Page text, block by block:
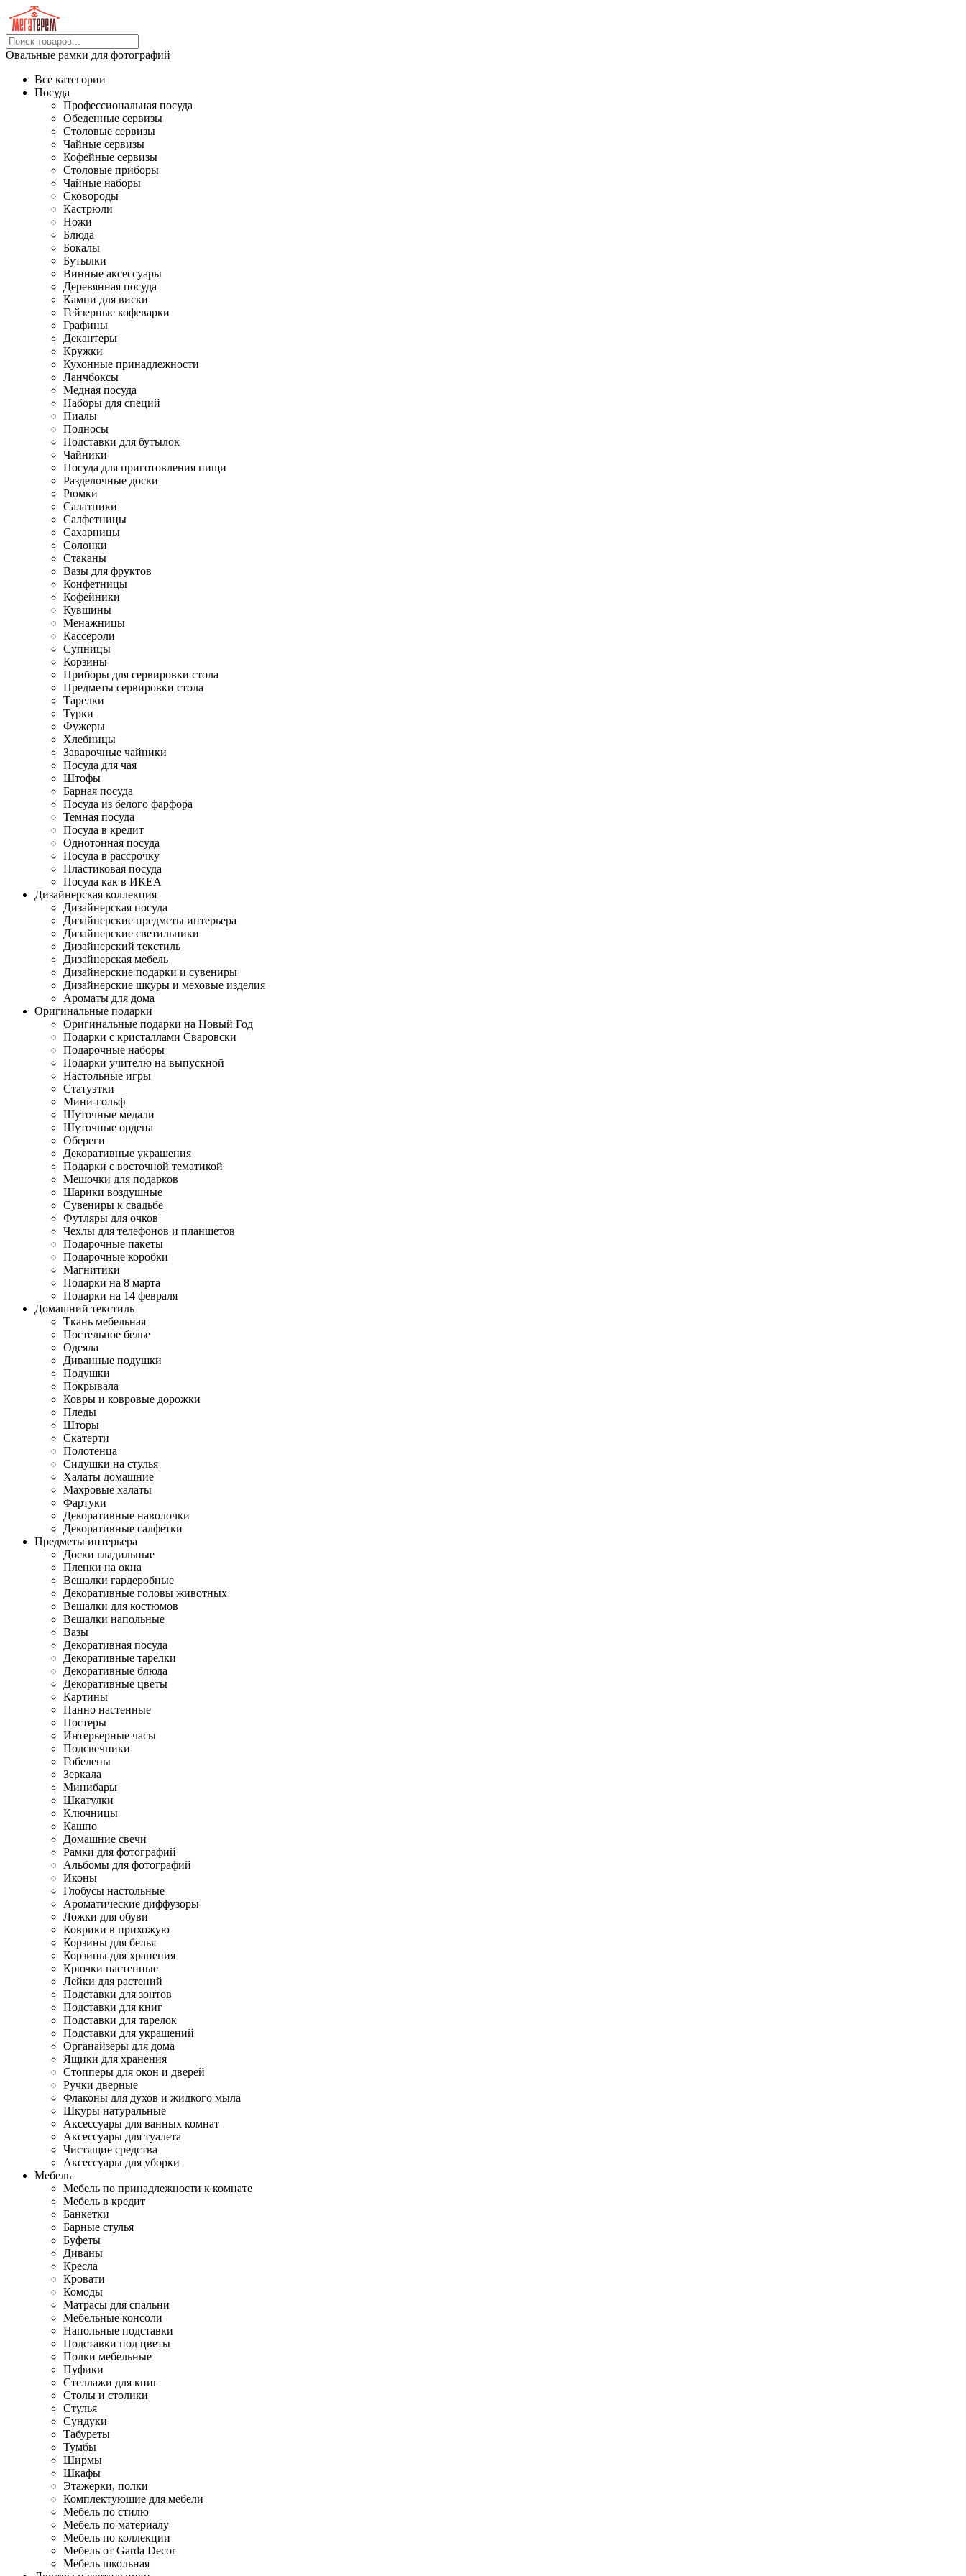
Овальные рамки для фотографий
Все категории
Посуда
Профессиональная посуда
Обеденные сервизы
Столовые сервизы
Чайные сервизы
Кофейные сервизы
Столовые приборы
Чайные наборы
Сковороды
Кастрюли
Ножи
Блюда
Бокалы
Бутылки
Винные аксессуары
Деревянная посуда
Камни для виски
Гейзерные кофеварки
Графины
Декантеры
Кружки
Кухонные принадлежности
Ланчбоксы
Медная посуда
Наборы для специй
Пиалы
Подносы
Подставки для бутылок
Чайники
Посуда для приготовления пищи
Разделочные доски
Рюмки
Салатники
Салфетницы
Сахарницы
Солонки
Стаканы
Вазы для фруктов
Конфетницы
Кофейники
Кувшины
Менажницы
Кассероли
Супницы
Корзины
Приборы для сервировки стола
Предметы сервировки стола
Тарелки
Турки
Фужеры
Хлебницы
Заварочные чайники
Посуда для чая
Штофы
Барная посуда
Посуда из белого фарфора
Темная посуда
Посуда в кредит
Однотонная посуда
Посуда в рассрочку
Пластиковая посуда
Посуда как в ИКЕА
Дизайнерская коллекция
Дизайнерская посуда
Дизайнерские предметы интерьера
Дизайнерские светильники
Дизайнерский текстиль
Дизайнерская мебель
Дизайнерские подарки и сувениры
Дизайнерские шкуры и меховые изделия
Ароматы для дома
Оригинальные подарки
Оригинальные подарки на Новый Год
Подарки с кристаллами Сваровски
Подарочные наборы
Подарки учителю на выпускной
Настольные игры
Статуэтки
Мини-гольф
Шуточные медали
Шуточные ордена
Обереги
Декоративные украшения
Подарки с восточной тематикой
Мешочки для подарков
Шарики воздушные
Сувениры к свадьбе
Футляры для очков
Чехлы для телефонов и планшетов
Подарочные пакеты
Подарочные коробки
Магнитики
Подарки на 8 марта
Подарки на 14 февраля
Домашний текстиль
Ткань мебельная
Постельное белье
Одеяла
Диванные подушки
Подушки
Покрывала
Ковры и ковровые дорожки
Пледы
Шторы
Скатерти
Полотенца
Сидушки на стулья
Халаты домашние
Махровые халаты
Фартуки
Декоративные наволочки
Декоративные салфетки
Предметы интерьера
Доски гладильные
Пленки на окна
Вешалки гардеробные
Декоративные головы животных
Вешалки для костюмов
Вешалки напольные
Вазы
Декоративная посуда
Декоративные тарелки
Декоративные блюда
Декоративные цветы
Картины
Панно настенные
Постеры
Интерьерные часы
Подсвечники
Гобелены
Зеркала
Минибары
Шкатулки
Ключницы
Кашпо
Домашние свечи
Рамки для фотографий
Альбомы для фотографий
Иконы
Глобусы настольные
Ароматические диффузоры
Ложки для обуви
Коврики в прихожую
Корзины для белья
Корзины для хранения
Крючки настенные
Лейки для растений
Подставки для зонтов
Подставки для книг
Подставки для тарелок
Подставки для украшений
Органайзеры для дома
Ящики для хранения
Стопперы для окон и дверей
Ручки дверные
Флаконы для духов и жидкого мыла
Шкуры натуральные
Аксессуары для ванных комнат
Аксессуары для туалета
Чистящие средства
Аксессуары для уборки
Мебель
Мебель по принадлежности к комнате
Мебель в кредит
Банкетки
Барные стулья
Буфеты
Диваны
Кресла
Кровати
Комоды
Матрасы для спальни
Мебельные консоли
Напольные подставки
Подставки под цветы
Полки мебельные
Пуфики
Стеллажи для книг
Столы и столики
Стулья
Сундуки
Табуреты
Тумбы
Ширмы
Шкафы
Этажерки, полки
Комплектующие для мебели
Мебель по стилю
Мебель по материалу
Мебель по коллекции
Мебель от Garda Decor
Мебель школьная